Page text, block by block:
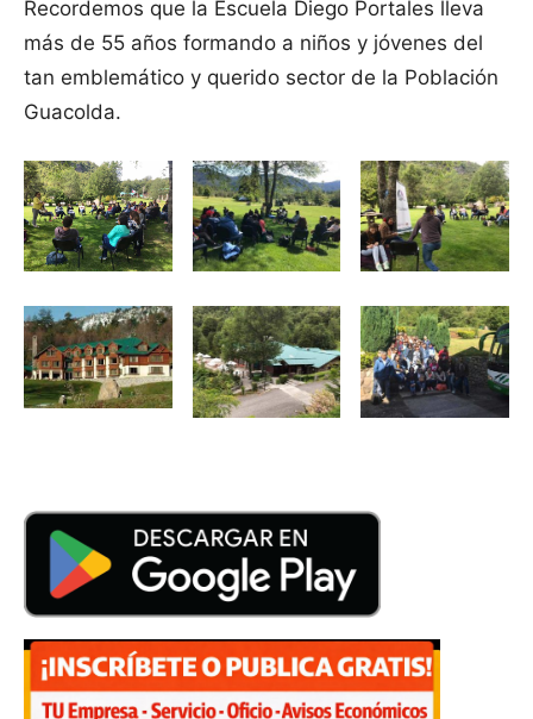
Recordemos que la Escuela Diego Portales lleva
más de 55 años formando a niños y jóvenes del
tan emblemático y querido sector de la Población
Guacolda.